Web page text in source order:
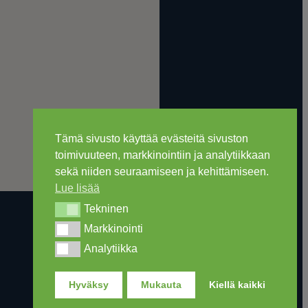
Tämä sivusto käyttää evästeitä sivuston
toimivuuteen, markkinointiin ja analytiikkaan
sekä niiden seuraamiseen ja kehittämiseen.
Lue lisää
TekninenTekninen
Markkinointi
Markkinointi
AnalytiikkaAnalytiikka
Hyväksy Mukauta Kiellä kaikki